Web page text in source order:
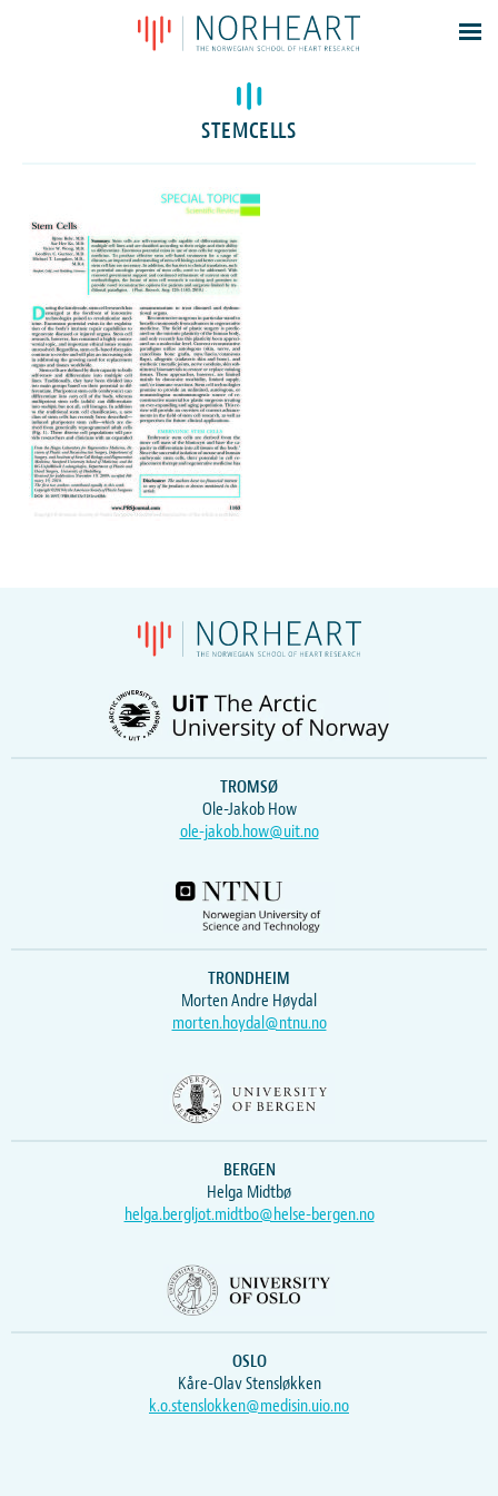
Latest news
Events
Members
About
Log In
STEMCELLS
TROMSØ
Ole-Jakob How
ole-jakob.how@uit.no
TRONDHEIM
Morten Andre Høydal
morten.hoydal@ntnu.no
BERGEN
Helga Midtbø
helga.bergljot.midtbo@helse-bergen.no
OSLO
Kåre-Olav Stensløkken
k.o.stenslokken@medisin.uio.no